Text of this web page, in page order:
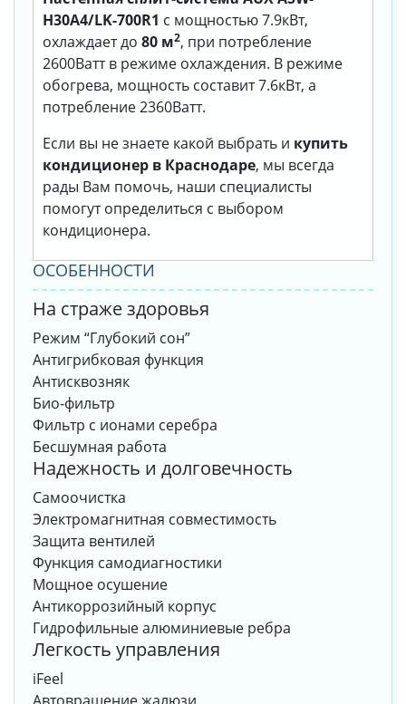
H30A4/LK-700R1 с мощностью 7.9кВт,
охлаждает до 80 м2, при потребление
2600Ватт в режиме охлаждения. В режиме
обогрева, мощность составит 7.6кВт, а
потребление 2360Ватт.
Если вы не знаете какой выбрать и купить
кондиционер в Краснодаре, мы всегда
рады Вам помочь, наши специалисты
помогут определиться с выбором
кондиционера.
ОСОБЕННОСТИ
На страже здоровья
Режим “Глубокий сон”
Антигрибковая функция
Антисквозняк
Био-фильтр
Фильтр с ионами серебра
Бесшумная работа
Надежность и долговечность
Самоочистка
Электромагнитная совместимость
Защита вентилей
Функция самодиагностики
Мощное осушение
Антикоррозийный корпус
Гидрофильные алюминиевые ребра
Легкость управления
iFeel